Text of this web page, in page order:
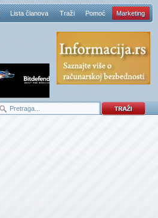
Lista članova Traži Pomoć Marketing